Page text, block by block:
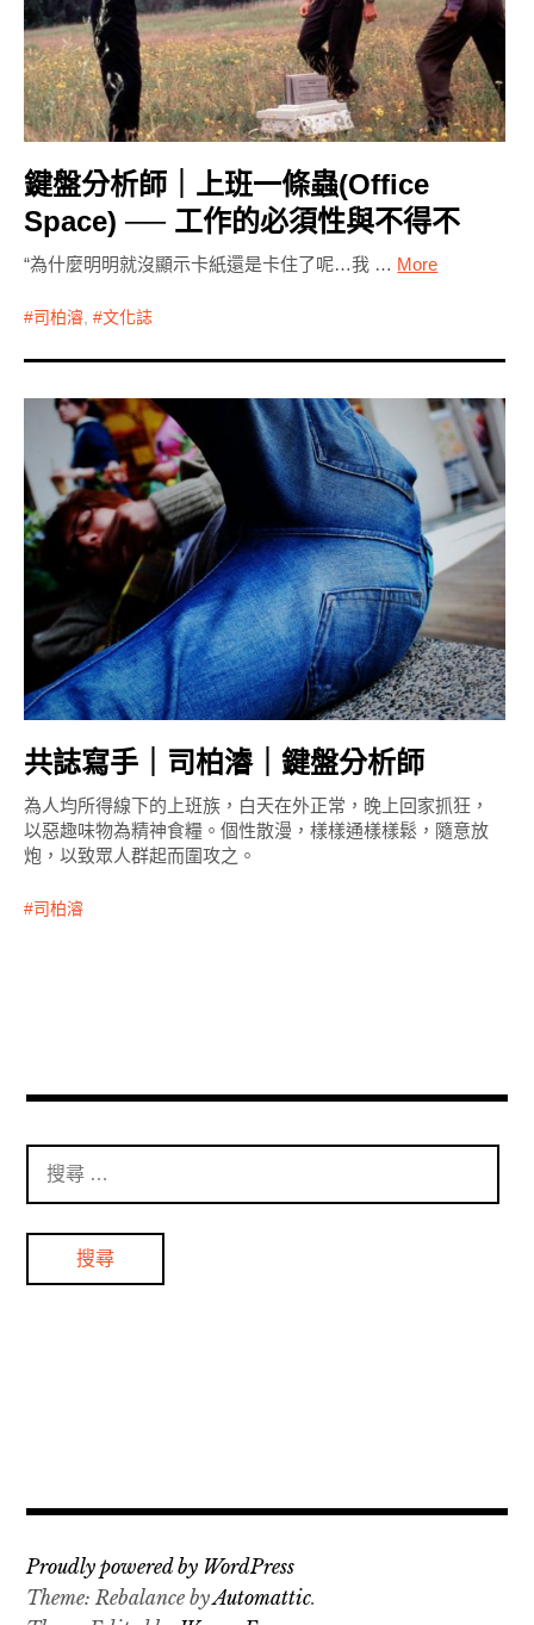
鍵盤分析師｜上班一條蟲(Office
Space) ── 工作的必須性與不得不
“為什麼明明就沒顯示卡紙還是卡住了呢…我 … More
司柏濬, 文化誌
共誌寫手｜司柏濬｜鍵盤分析師
為人均所得線下的上班族，白天在外正常，晚上回家抓狂，
以惡趣味物為精神食糧。個性散漫，樣樣通樣樣鬆，隨意放
炮，以致眾人群起而圍攻之。
司柏濬
Proudly powered by WordPress
Theme: Rebalance byAutomattic.